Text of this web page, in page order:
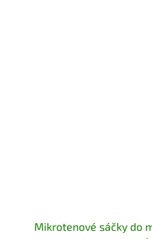
Mikrotenové sáčky do